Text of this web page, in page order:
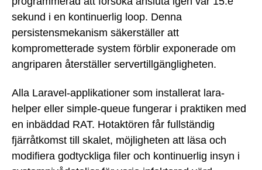
sekund i en kontinuerlig loop. Denna
persistensmekanism säkerställer att
komprometterade system förblir exponerade om
angriparen återställer servertillgängligheten.
Alla Laravel-applikationer som installerat lara-
helper eller simple-queue fungerar i praktiken med
en inbäddad RAT. Hotaktören får fullständig
fjärråtkomst till skalet, möjligheten att läsa och
modifiera godtyckliga filer och kontinuerlig insyn i